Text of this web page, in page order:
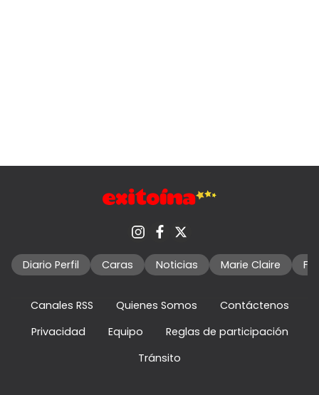
Diario Perfil Caras Noticias Marie Claire
Canales RSS Quienes Somos
Contáctenos
Privacidad
Equipo
Reglas de participación
Tránsito